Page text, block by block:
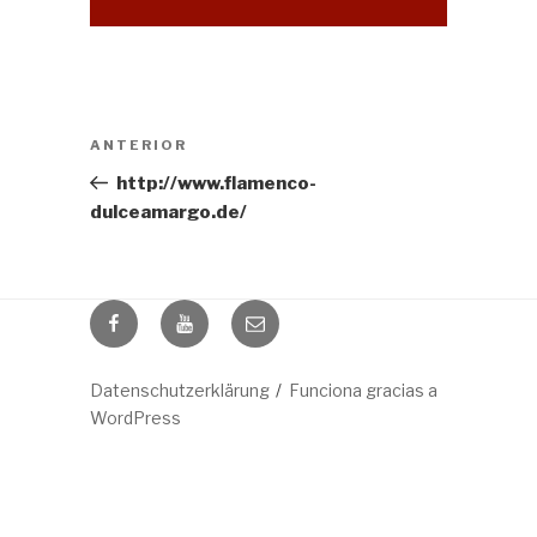
entradas
Entrada
anterior:
ANTERIOR
http://www.flamenco-
dulceamargo.de/
facebookyoutubemail
Datenschutzerklärung
Funciona gracias a
WordPress